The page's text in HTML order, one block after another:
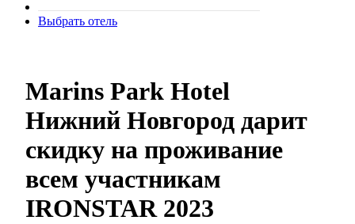
Выбрать отель
Marins Park Hotel
Нижний Новгород дарит
скидку на проживание
всем участникам
IRONSTAR 2023